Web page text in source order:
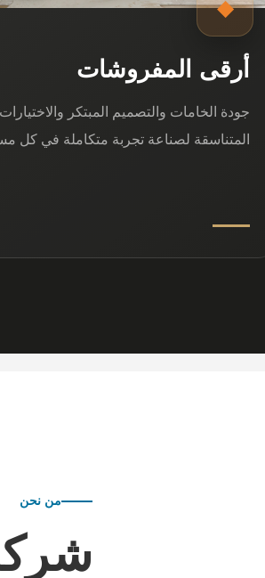
◆
أرقى المفروشات
جودة الخامات والتصميم المبتكر والاختيارات
المتناسقة لصناعة تجربة متكاملة في كل
من نحن